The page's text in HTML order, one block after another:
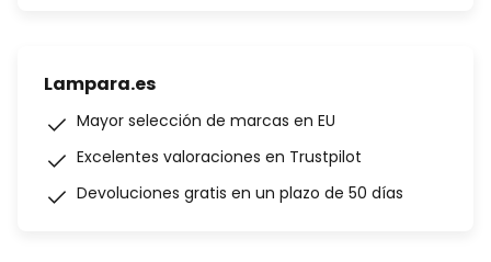
Lampara.es
Mayor selección de marcas en EU
Excelentes valoraciones en Trustpilot
Devoluciones gratis en un plazo de 50 días